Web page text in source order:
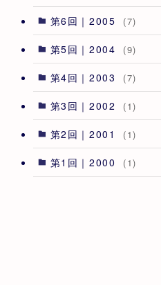
第6回｜2005 (7)
第5回｜2004 (9)
第4回｜2003 (7)
第3回｜2002 (1)
第2回｜2001 (1)
第1回｜2000 (1)